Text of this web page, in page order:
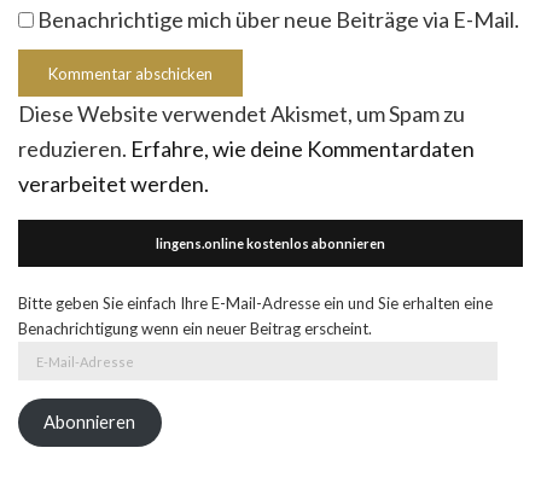
Benachrichtige mich über neue Beiträge via E-Mail.
Diese Website verwendet Akismet, um Spam zu
reduzieren. Erfahre, wie deine Kommentardaten
verarbeitet werden.
lingens.online kostenlos abonnieren
Bitte geben Sie einfach Ihre E-Mail-Adresse ein und Sie erhalten eine
Benachrichtigung wenn ein neuer Beitrag erscheint.
Adresse
Abonnieren